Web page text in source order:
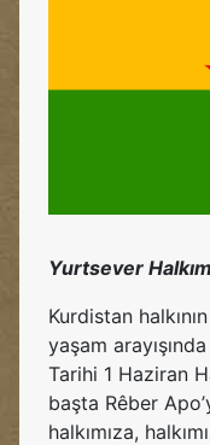
Yurtsever
Kurdistan
yaşam
Tarihi 1 Haziran
başta Rêber
halkımıza,